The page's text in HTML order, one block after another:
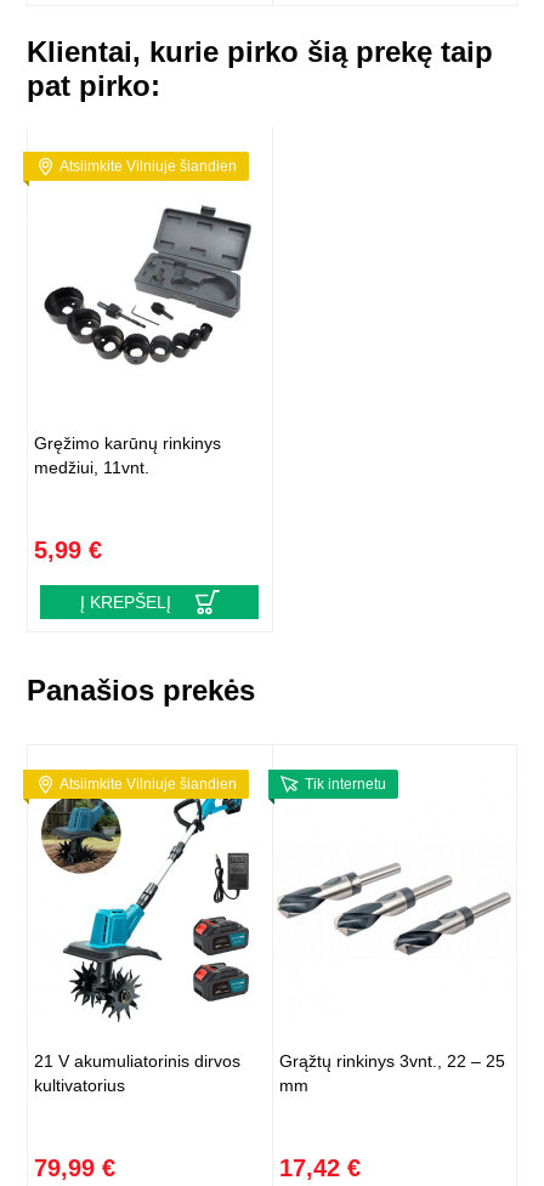
Klientai, kurie pirko šią prekę taip
pat pirko:
Atsiimkite Vilniuje šiandien
Gręžimo karūnų rinkinys
medžiui, 11vnt.
5,99 €
Į KREPŠELĮ
Panašios prekės
Atsiimkite Vilniuje šiandien
21 V akumuliatorinis dirvos
kultivatorius
79,99 €
Tik internetu
Grąžtų rinkinys 3vnt., 22 – 25
mm
17,42 €